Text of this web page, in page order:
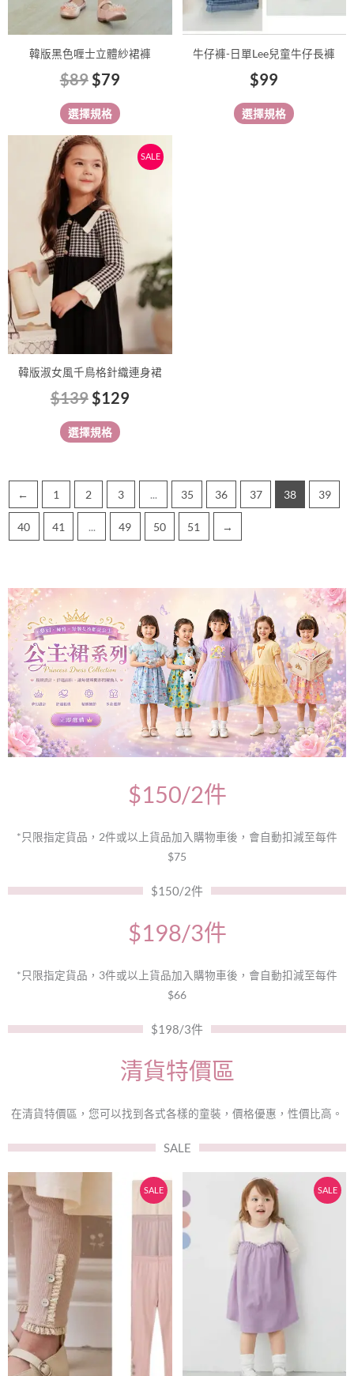
韓版黑色喱士立體紗裙褲
$89$79
選擇規格
在
產
頁
面
選
擇
選
項
牛仔褲-日單Lee兒童牛仔長褲
$99
選擇規格
頁
面
選
擇
SALE
韓版淑女風千鳥格針織連身裙
$139
原
始
價
格：
$139。
$129
目
前
選擇規格
此
產
品
有
多
種
式。
可
頁
面
選
擇
項
←
1 2 3 ... 35 36 37 38 39
40 41 ... 49 50 51 →
$150/2件
*只限指定貨品，2件或以上貨品加入購物車後，會自動扣減至每件
$75
$150/2件
$198/3件
*只限指定貨品，3件或以上貨品加入購物車後，會自動扣減至每件
$66
$198/3件
清貨特價區
在清貨特價區，您可以找到各式各樣的童裝，價格優惠，性價比高。
SALE
SALE
價
格：
$55。
目
品
有
多
種
款
SALE
原
始
價
格：
$89。$79。
此
產
品
有
多
可
在